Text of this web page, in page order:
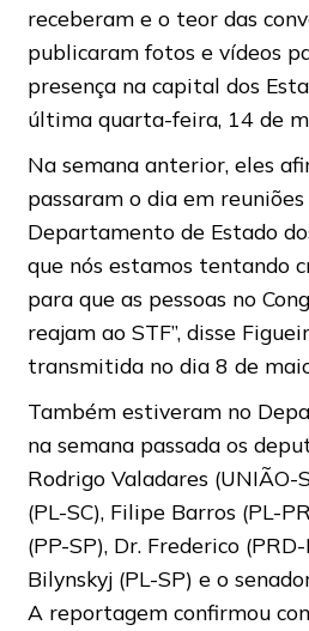
receberam e o teor das
publicaram fotos e vídeos
presença na capital dos
última quarta-feira, 14 de
Na semana anterior, eles
passaram o dia em
Departamento de Estado
que nós estamos tentando
para que as pessoas no
reajam ao STF”, disse
transmitida no dia 8 de
Também estiveram no
na semana passada os
Rodrigo Valadares (UNIÃO-
(PL-SC), Filipe Barros (PL-
(PP-SP), Dr. Frederico
Bilynskyj (PL-SP) e o
A reportagem confirmou